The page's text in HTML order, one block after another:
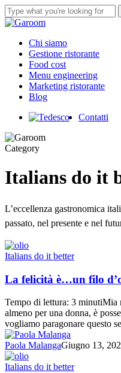
Skip
to
content
Close
Menu
Chi siamo
Gestione ristorante
Food cost
Menu engineering
Marketing ristorante
Blog
Contatti
Category
Italians do it
L’eccellenza gastronomica
passato, nel presente e nel
La
è…
un
filo
d’olio
Italians do it better
La felicità è…un filo
Tempo di lettura: 3 minutiMia
almeno per una donna, è
vogliamo paragonare questo
Paola MalangaGiugno 13,
Friggere
Italians do it better